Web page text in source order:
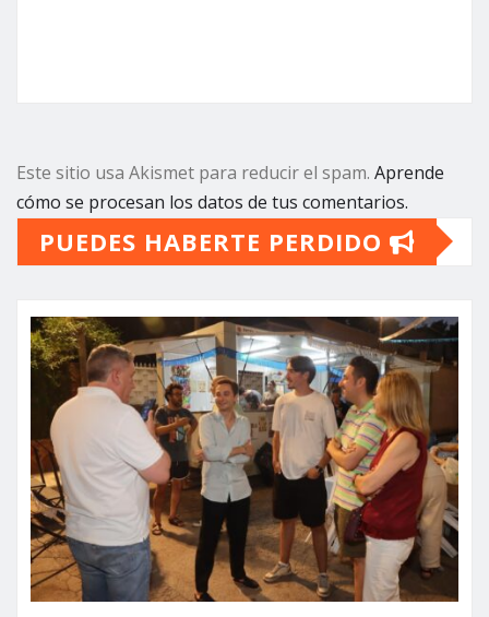
Este sitio usa Akismet para reducir el spam. Aprende
cómo se procesan los datos de tus comentarios.
PUEDES HABERTE PERDIDO